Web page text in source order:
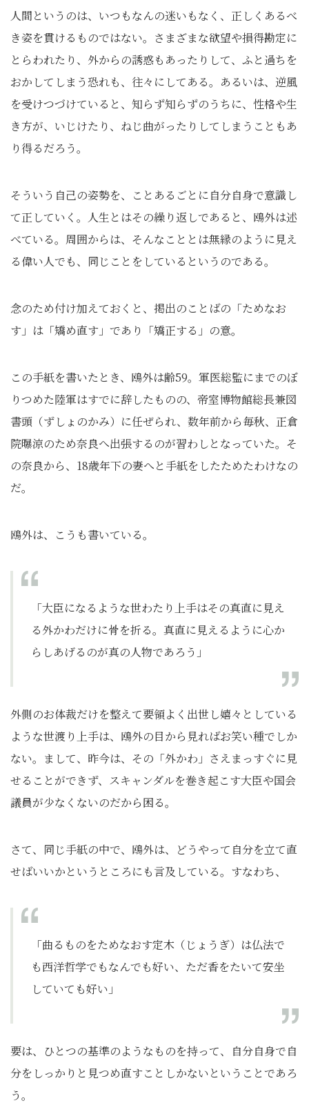
人間というのは、いつもなんの迷いもなく、正しくあるべ
き姿を貫けるものではない。さまざまな欲望や損得勘定に
とらわれたり、外からの誘惑もあったりして、ふと過ちを
おかしてしまう恐れも、往々にしてある。あるいは、逆風
を受けつづけていると、知らず知らずのうちに、性格や生
き方が、いじけたり、ねじ曲がったりしてしまうこともあ
り得るだろう。
そういう自己の姿勢を、ことあるごとに自分自身で意識し
て正していく。人生とはその繰り返しであると、鴎外は述
べている。周囲からは、そんなこととは無縁のように見え
る偉い人でも、同じことをしているというのである。
念のため付け加えておくと、掲出のことばの「ためなお
す」は「矯め直す」であり「矯正する」の意。
この手紙を書いたとき、鴎外は齢59。軍医総監にまでのぼ
りつめた陸軍はすでに辞したものの、帝室博物館総長兼図
書頭（ずしょのかみ）に任ぜられ、数年前から毎秋、正倉
院曝涼のため奈良へ出張するのが習わしとなっていた。そ
の奈良から、18歳年下の妻へと手紙をしたためたわけなの
だ。
鴎外は、こうも書いている。
「大臣になるような世わたり上手はその真直に見え
る外かわだけに骨を折る。真直に見えるように心か
らしあげるのが真の人物であろう」
外側のお体裁だけを整えて要領よく出世し嬉々としている
ような世渡り上手は、鴎外の目から見ればお笑い種でしか
ない。まして、昨今は、その「外かわ」さえまっすぐに見
せることができず、スキャンダルを巻き起こす大臣や国会
議員が少なくないのだから困る。
さて、同じ手紙の中で、鴎外は、どうやって自分を立て直
せばいいかというところにも言及している。すなわち、
「曲るものをためなおす定木（じょうぎ）は仏法で
も西洋哲学でもなんでも好い、ただ香をたいて安坐
していても好い」
要は、ひとつの基準のようなものを持って、自分自身で自
分をしっかりと見つめ直すことしかないということであろ
う。